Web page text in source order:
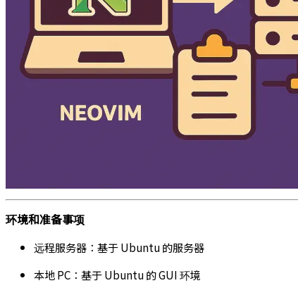
环境和准备事项
远程服务器：基于 Ubuntu 的服务器
本地 PC：基于 Ubuntu 的 GUI 环境